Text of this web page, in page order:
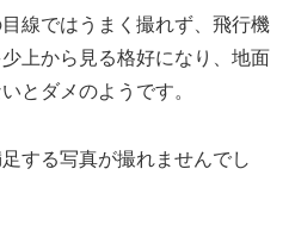
線ではうまく撮れず、飛行機
上から見る格好になり、地面
とダメのようです。
する写真が撮れませんでし